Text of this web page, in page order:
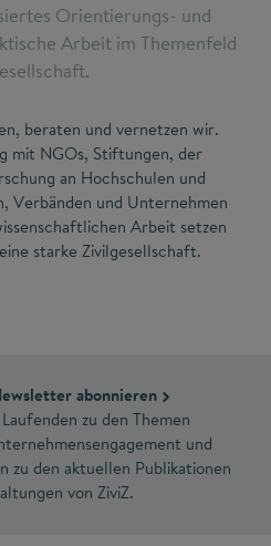
Orientierungs- und
Arbeit im Themenfeld
beraten und vernetzen wir.
mit NGOs, Stiftungen, der
an Hochschulen und
Verbänden und Unternehmen
Arbeit setzen
starke Zivilgesellschaft.
abonnieren
zu den Themen
und
zu den aktuellen Publikationen
von ZiviZ.